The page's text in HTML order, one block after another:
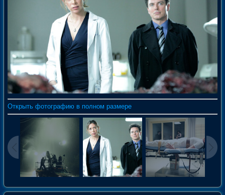
Открыть фотографию в полном размере